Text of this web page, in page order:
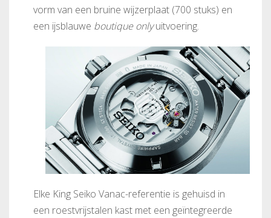
vorm van een bruine wijzerplaat (700 stuks) en
een ijsblauwe boutique onlyuitvoering.
Elke King Seiko Vanac-referentie is gehuisd in
een roestvrijstalen kast met een geïntegreerde